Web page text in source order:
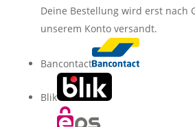
Deine Bestellung wird erst nach
unserem Konto versandt.
Bancontact
Blik